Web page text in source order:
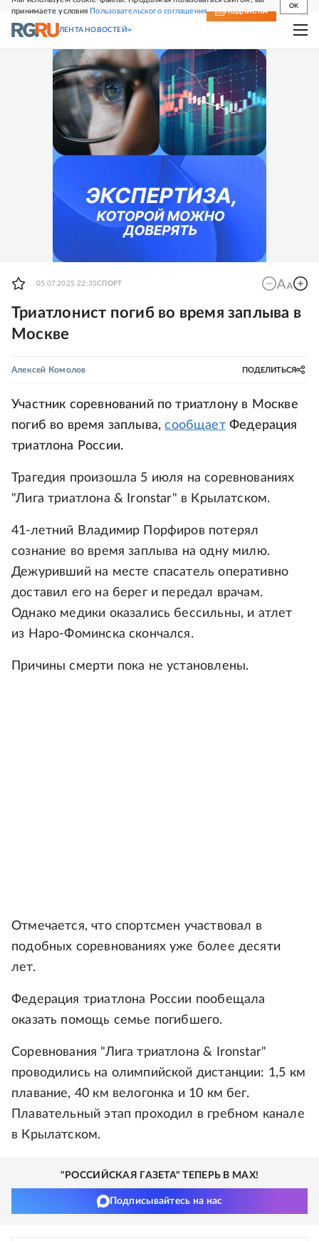
принимаете условия Пользовательского соглашения
OK
СВЕЖИЙ НОМЕР ПОДПИСКА
ЛЕНТА НОВОСТЕЙ
05.07.2025 22:35СПОРТ
Триатлонист погиб во время заплыва в
Москве
Алексей Комолов ПОДЕЛИТЬСЯ
Участник соревнований по триатлону в Москве
погиб во время заплыва,сообщаетФедерация
триатлона России.
Трагедия произошла 5 июля на соревнованиях
"Лига триатлона & Ironstar" в Крылатском.
41-летний Владимир Порфиров потерял
сознание во время заплыва на одну милю.
Дежуривший на месте спасатель оперативно
доставил его на берег и передал врачам.
Однако медики оказались бессильны, и атлет
из Наро-Фоминска скончался.
Причины смерти пока не установлены.
Отмечается, что спортсмен участвовал в
подобных соревнованиях уже более десяти
лет.
Федерация триатлона России пообещала
оказать помощь семье погибшего.
Соревнования "Лига триатлона & Ironstar"
проводились на олимпийской дистанции: 1,5 км
плавание, 40 км велогонка и 10 км бег.
Плавательный этап проходил в гребном канале
в Крылатском.
"РОССИЙСКАЯ ГАЗЕТА" ТЕПЕРЬ В MAX!
Подписывайтесь на нас